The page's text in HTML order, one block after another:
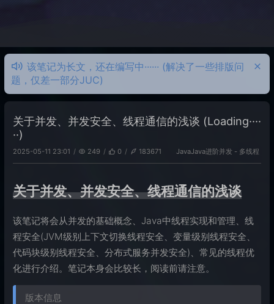
该笔记为长文，还在编写中······ (解决了一些排版问
题，仅差一部分JUC)
关于并发、并发安全、线程通信的浅谈 (Loading····
··)
2025-05-11 23:01 249 0 183671 JavaJava进阶并发 - 多线程
关于并发、并发安全、线程通信的浅谈
该笔记将会从并发的基础概念、Java中线程实现和管理、线
程安全(JVM级别上下文切换线程安全、变量级别线程安全、
代码块级别线程安全、分布式服务并发安全)、常见的线程优
化进行介绍。笔记本身会比较长，阅读前请注意。
版本信息